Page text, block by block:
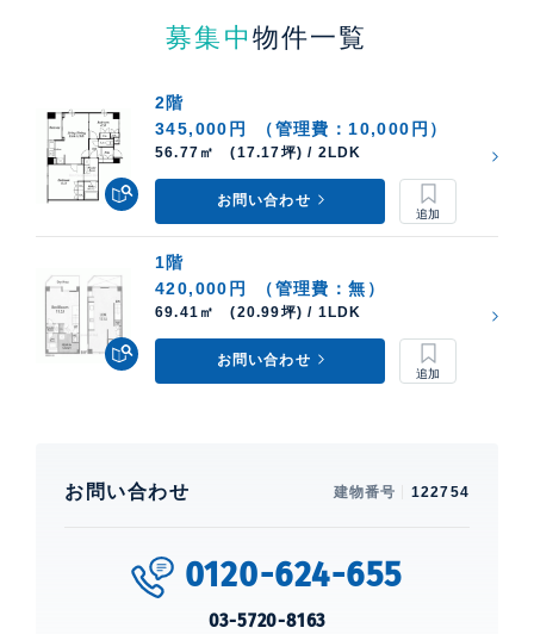
募集中 物件一覧
2階
345,000円
（管理費：10,000円）
56.77㎡ (17.17坪) / 2LDK
お問い合わせ
1階
420,000円
（管理費：無）
69.41㎡ (20.99坪) / 1LDK
お問い合わせ
お問い合わせ 建物番号 122754
0120-624-655
03-5720-8163